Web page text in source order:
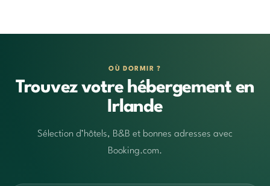
OÙ DORMIR ?
Trouvez votre hébergement en
Irlande
Sélection d’hôtels, B&B et bonnes adresses avec
Booking.com.